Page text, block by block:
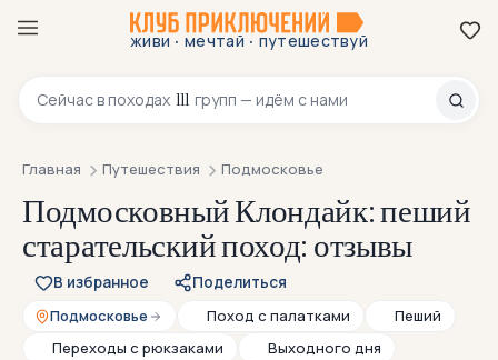
живи · мечтай · путешествуй
Сейчас в походах 111 групп — идём с нами
8 800 200-70-23
Главная Путешествия Подмосковье
Подмосковный Клондайк: пеший
старательский поход: отзывы
В избранное
Поделиться
Подмосковье
Поход с палатками
Пеший
Переходы с рюкзаками
Выходного дня